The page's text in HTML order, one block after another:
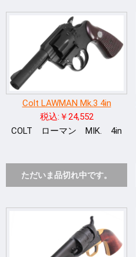
Colt LAWMAN Mk.3 4in
税込:￥24,552
COLT ローマン MIK. 4in
ただいま品切れ中です。